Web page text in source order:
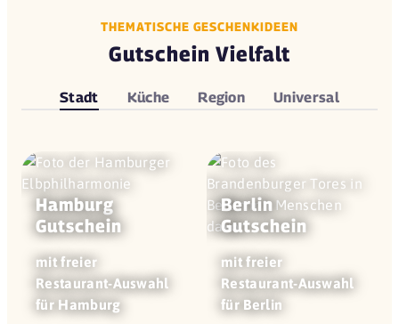
THEMATISCHE GESCHENKIDEEN
Gutschein Vielfalt
Stadt Küche Region Universal
Hamburg
Gutschein
mit freier
Restaurant-Auswahl
für Hamburg
Berlin
Gutschein
mit freier
Restaurant-Auswahl
für Berlin